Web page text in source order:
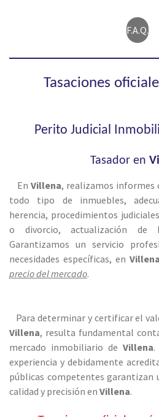
F.A.Q.
Tasaciones
Perito Judicial
Tasador en
En Villena, realizamos informes
todo tipo de inmuebles,
herencia, procedimientos
o divorcio, actualización de
Garantizamos un servicio
necesidades específicas, en Villena
precio del mercado.
Para determinar y certificar el
Villena, resulta fundamental
mercado inmobiliario de Villena.
experiencia y debidamente
públicas competentes garantizan
calidad y precisión en Villena.